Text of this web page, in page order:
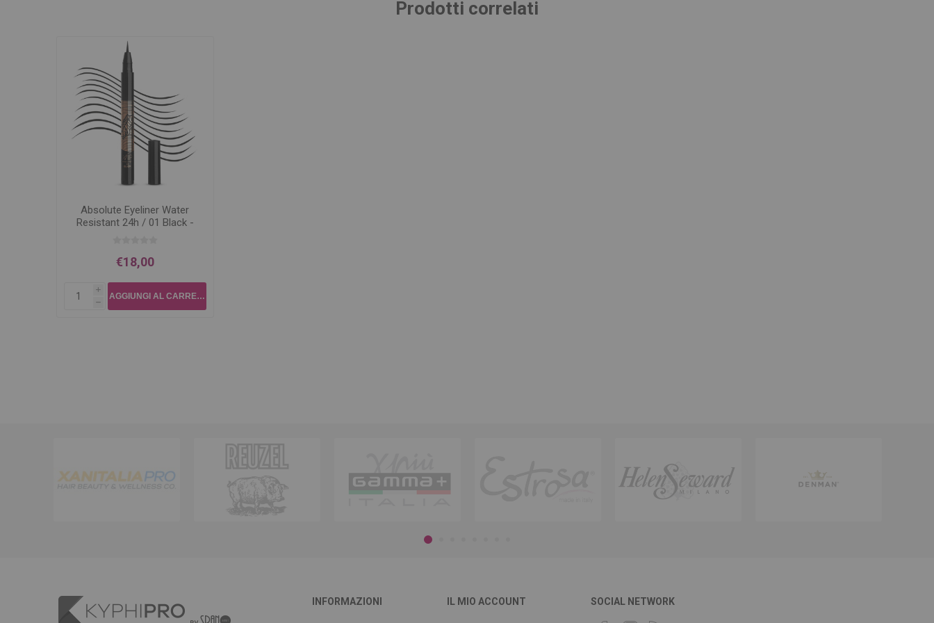
Prodotti correlati
Absolute Eyeliner Water
Resistant 24h / 01 Black -
€18,00
i
h
INFORMAZIONI IL MIO ACCOUNT SOCIAL NETWORK